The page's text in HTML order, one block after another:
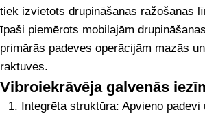
tiek izvietots drupināšanas ražošanas
īpaši piemērots mobilajām
primārās padeves operācijām mazās
raktuvēs.
Vibroiekrāvēja galvenās
Integrēta struktūra: Apvieno padevi